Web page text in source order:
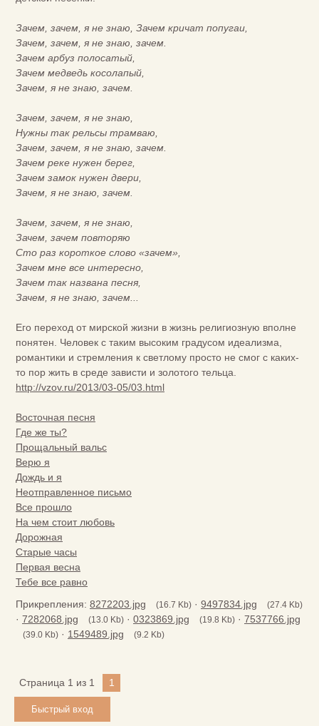
Зачем, зачем, я не знаю, Зачем кричат попугаи,
Зачем, зачем, я не знаю, зачем.
Зачем арбуз полосатый,
Зачем медведь косолапый,
Зачем, я не знаю, зачем.
Зачем, зачем, я не знаю,
Нужны так рельсы трамваю,
Зачем, зачем, я не знаю, зачем.
Зачем реке нужен берег,
Зачем замок нужен двери,
Зачем, я не знаю, зачем.
Зачем, зачем, я не знаю,
Зачем, зачем повторяю
Сто раз короткое слово «зачем»,
Зачем мне все интересно,
Зачем так названа песня,
Зачем, я не знаю, зачем...
Его переход от мирской жизни в жизнь религиозную вполне
понятен. Человек с таким высоким градусом идеализма,
романтики и стремления к светлому просто не смог с каких-
то пор жить в среде зависти и золотого тельца.
http://vzov.ru/2013/03-05/03.html
Восточная песня
Где же ты?
Прощальный вальс
Верю я
Дождь и я
Неотправленное письмо
Все прошло
На чем стоит любовь
Дорожная
Старые часы
Первая весна
Тебе все равно
Прикрепления: 8272203.jpg (16.7 Kb) · 9497834.jpg (27.4 Kb)
· 7282068.jpg (13.0 Kb) · 0323869.jpg (19.8 Kb) · 7537766.jpg
(39.0 Kb) · 1549489.jpg (9.2 Kb)
Страница 1 из 1 1